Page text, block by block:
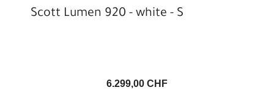
Scott Lumen 920 - white - S
6.299,00 CHF